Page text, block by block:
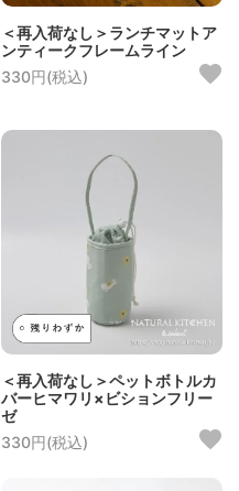
＜再入荷なし＞ランチマットア
ンティークフレームライン
330円(税込)
＜再入荷なし＞ペットボトルカ
バーヒマワリ×ビションフリー
ゼ
330円(税込)